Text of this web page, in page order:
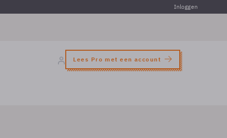
Inloggen
Lees Pro met een account